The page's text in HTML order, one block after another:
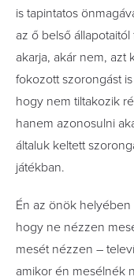
is tapintatos
az ő belső
akarja, akár nem, azt
fokozott szorongást
hogy nem tiltakozik
hanem azonosulni
általuk keltett
játékban.
Én az önök
hogy ne nézzen
mesét nézzen –
amikor én mesélnék